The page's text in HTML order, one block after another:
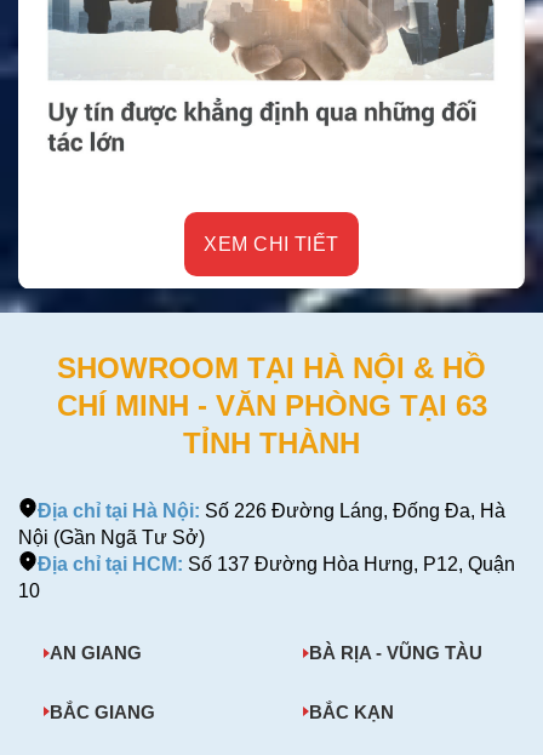
XEM CHI TIẾT
SHOWROOM TẠI HÀ NỘI & HỒ
CHÍ MINH - VĂN PHÒNG TẠI 63
TỈNH THÀNH
Địa chỉ tại Hà Nội: Số 226 Đường Láng, Đống Đa, Hà
Nội (Gần Ngã Tư Sở)
Địa chỉ tại HCM: Số 137 Đường Hòa Hưng, P12, Quận
10
AN GIANG BÀ RỊA - VŨNG TÀU
BẮC GIANG BẮC KẠN